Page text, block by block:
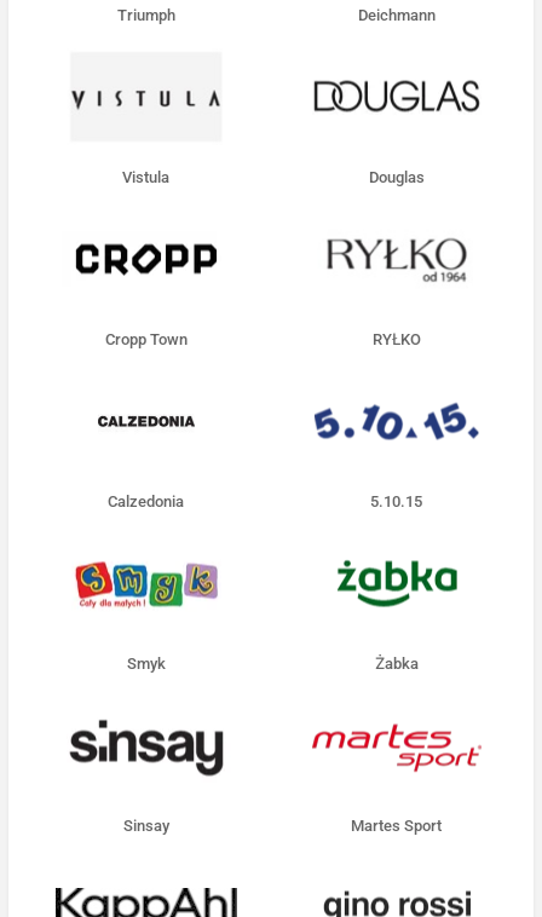
Triumph Deichmann
Vistula Douglas
Cropp Town RYŁKO
Calzedonia 5.10.15
Smyk Żabka
Sinsay Martes Sport